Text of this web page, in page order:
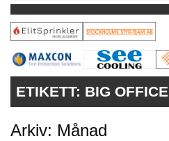
PRENUMERERA
VÅRA ANDRA MAGASIN
ANNONSERA
ETIKETT: BIG OFFICE
Arkiv: Månad